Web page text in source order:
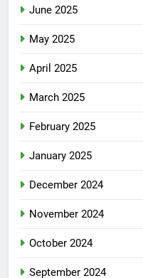
June 2025
May 2025
April 2025
March 2025
February 2025
January 2025
December 2024
November 2024
October 2024
September 2024